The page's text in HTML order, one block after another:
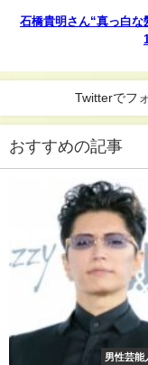
石橋貴明さん“真っ白
Twitterでフ
おすすめの記事
男性芸能